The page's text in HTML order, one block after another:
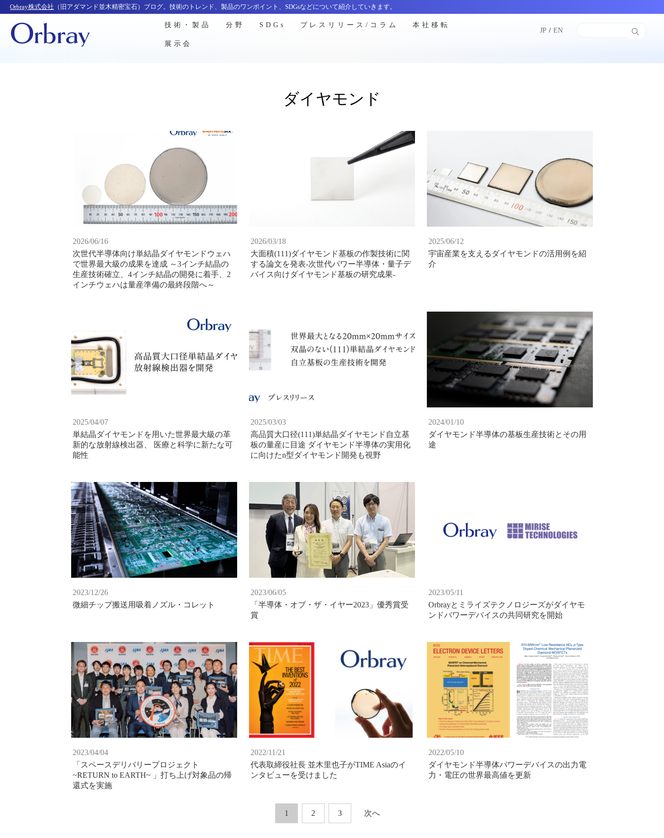
Orbray株式会社 （旧アダマンド並木精密宝石）ブログ。技術のトレンド、製品のワンポイント、SDGsなどについて紹介していきます。
技術・製品 分野 SDGs プレスリリース/コラム 本社移転
展示会
JP / EN
ダイヤモンド
2026/06/16
次世代半導体向け単結晶ダイヤモンドウェハ
で世界最大級の成果を達成 ～3インチ結晶の
生産技術確立、4インチ結晶の開発に着手、2
インチウェハは量産準備の最終段階へ～
2026/03/18
大面積(111)ダイヤモンド基板の作製技術に関
する論文を発表-次世代パワー半導体・量子デ
バイス向けダイヤモンド基板の研究成果-
2025/06/12
宇宙産業を支えるダイヤモンドの活用例を紹
介
2025/04/07
単結晶ダイヤモンドを用いた世界最大級の革
新的な放射線検出器、 医療と科学に新たな可
能性
2025/03/03
高品質大口径(111)単結晶ダイヤモンド自立基
板の量産に目途 ダイヤモンド半導体の実用化
に向けたn型ダイヤモンド開発も視野
2024/01/10
ダイヤモンド半導体の基板生産技術とその用
途
2023/12/26
微細チップ搬送用吸着ノズル・コレット
2023/06/05
「半導体・オブ・ザ・イヤー2023」優秀賞受
賞
2023/05/11
Orbrayとミライズテクノロジーズがダイヤモ
ンドパワーデバイスの共同研究を開始
2023/04/04
「スペースデリバリープロジェクト
~RETURN to EARTH~ 」打ち上げ対象品の帰
還式を実施
2022/11/21
代表取締役社長 並木里也子がTIME Asiaのイ
ンタビューを受けました
2022/05/10
ダイヤモンド半導体パワーデバイスの出力電
力・電圧の世界最高値を更新
1 2 3 次へ